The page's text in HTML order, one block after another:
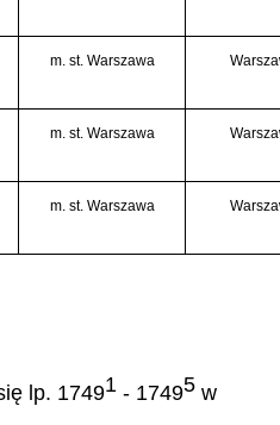
m. st. Warszawa
m. st. Warszawa
m. st. Warszawa
lp. 17491 - 17495 w